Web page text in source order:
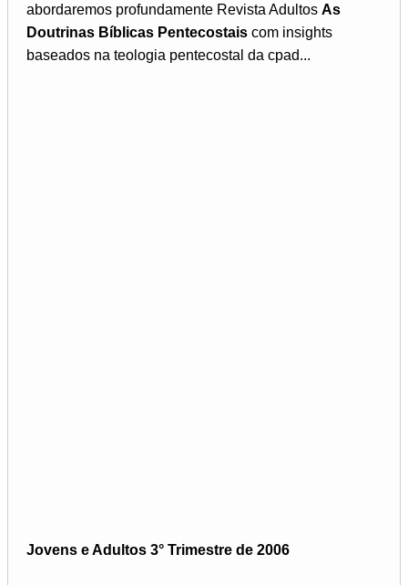
abordaremos profundamente Revista Adultos As
Doutrinas Bíblicas Pentecostais com insights
baseados na teologia pentecostal da cpad...
Jovens e Adultos 3° Trimestre de 2006